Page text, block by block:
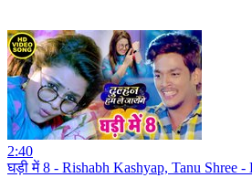
2:40
घड़ी में 8 - Rishabh Kashyap, Tanu Shree